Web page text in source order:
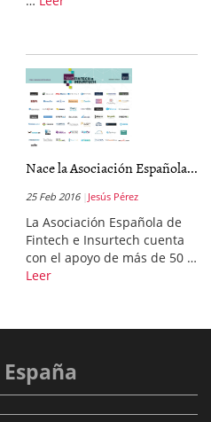
Nace la Asociación Española...
25 Feb 2016 Jesús Pérez
La Asociación Española de
Fintech e Insurtech cuenta
con el apoyo de más de 50 …
Leer
España